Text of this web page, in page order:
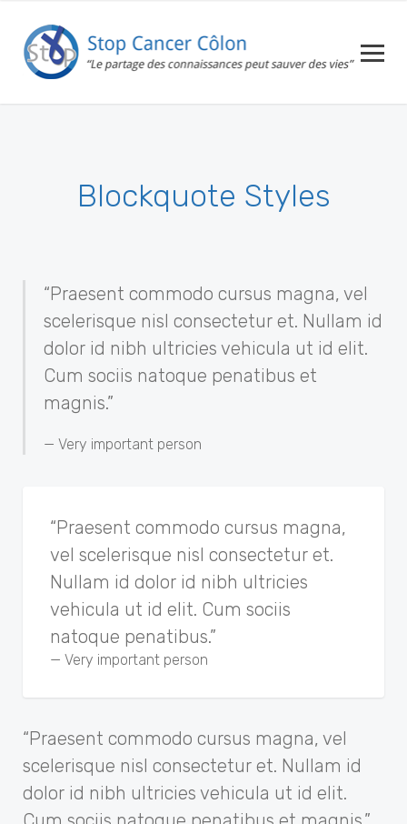
Blockquote Styles
“Praesent commodo cursus magna, vel
scelerisque nisl consectetur et. Nullam id
dolor id nibh ultricies vehicula ut id elit.
Cum sociis natoque penatibus et
magnis.”
Very important person
“Praesent commodo cursus magna,
vel scelerisque nisl consectetur et.
Nullam id dolor id nibh ultricies
vehicula ut id elit. Cum sociis
natoque penatibus.”
Very important person
“Praesent commodo cursus magna, vel
scelerisque nisl consectetur et. Nullam id
dolor id nibh ultricies vehicula ut id elit.